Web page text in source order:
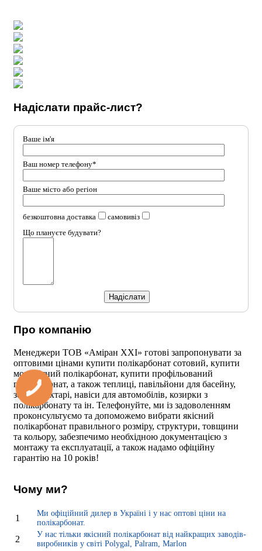
Надіслати прайс-лист?
Ваше ім'я
Ваш номер телефону*
Ваше місто або регіон
безкоштовна доставка
самовивіз
Що плануєте будувати?
Про компанію
Менеджери ТОВ «Аміран XXI» готові запропонувати за
оптовими цінами купити полікарбонат сотовий, купити
монолітний полікарбонат, купити профільований
полікарбонат, а також теплиці, павільйони для басейну,
зенітні ліхтарі, навіси для автомобілів, козирки з
полікарбонату та ін. Телефонуйте, ми із задоволенням
проконсультуємо та допоможемо вибрати якісний
полікарбонат правильного розміру, структури, товщини
та кольору, забезпечимо необхідною документацією з
монтажу та експлуатації, а також надамо офіційну
гарантію на 10 років!
Чому ми?
1
Ми офіційний дилер в Україні і у нас оптові ціни на
полікарбонат.
2
У нас тільки якісний полікарбонат від найкращих заводів-
виробників у світі Polygal, Palram, Marlon